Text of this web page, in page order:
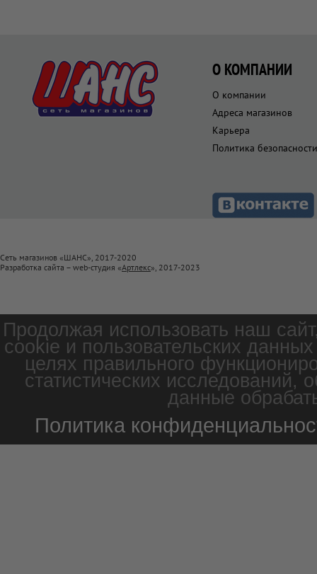
О КОМПАНИИ
О компании
Адреса магазинов
Карьера
Политика безопасности
Сеть магазинов «ШАНС», 2017-2020
Разработка сайта – web-студия «Артлекс», 2017-2023
Продолжая использовать наш
cookie и пользовательских
целях правильного
статистических
данные
Политика